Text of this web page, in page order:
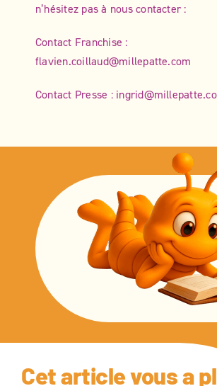
n’hésitez pas à nous contacter :
Contact Franchise :
flavien.coillaud@millepatte.com
Contact Presse :
Cet article vous a